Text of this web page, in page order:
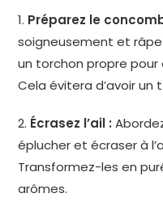
1. Préparez le
soigneusement et
un torchon propre pour
Cela évitera d’avoir un
2. Écrasez l’ail :
éplucher et écraser à
Transformez-les en
arômes.